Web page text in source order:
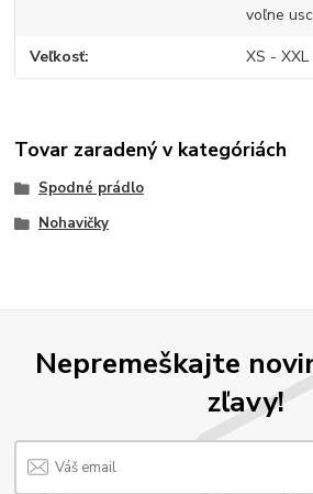
voľne
Veľkosť XS - XXL
Tovar zaradený v kategóriách
Spodné prádlo
Nohavičky
Nepremeškajte
zľavy!